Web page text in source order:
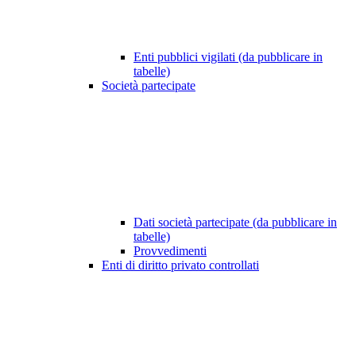
Enti pubblici vigilati (da pubblicare in
tabelle)
Società partecipate
Dati società partecipate (da pubblicare in
tabelle)
Provvedimenti
Enti di diritto privato controllati